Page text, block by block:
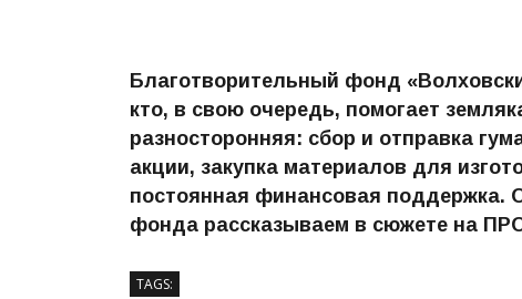
Благотворительный фонд
кто, в свою очередь, помогает
разносторонняя: сбор и отправка
акции, закупка материалов для
постоянная финансовая поддержка.
фонда рассказываем в сюжете на
TAGS: